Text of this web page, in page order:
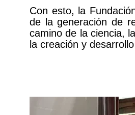
Con esto, la
de la generación de
camino de la ciencia,
la creación y